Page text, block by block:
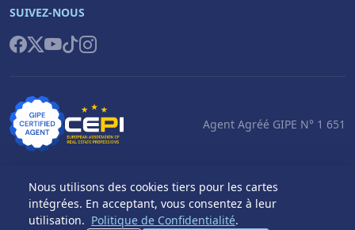
SUIVEZ-NOUS
Agent Agréé GIPE N° 1 651
© 2026 Casa Marbella S.L. Tous droits réservés.
Nous utilisons des cookies tiers pour les cartes
intégrées. En acceptant, vous consentez à leur
utilisation. Politique de Confidentialité.